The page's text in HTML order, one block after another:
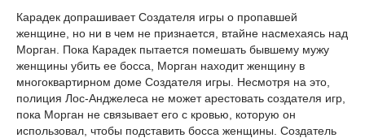
Карадек допрашивает Создателя игры о пропавшей
женщине, но ни в чем не признается, втайне насмехаясь над
Морган. Пока Карадек пытается помешать бывшему мужу
женщины убить ее босса, Морган находит женщину в
многоквартирном доме Создателя игры. Несмотря на это,
полиция Лос-Анджелеса не может арестовать создателя игр,
пока Морган не связывает его с кровью, которую он
использовал, чтобы подставить босса женщины. Создатель